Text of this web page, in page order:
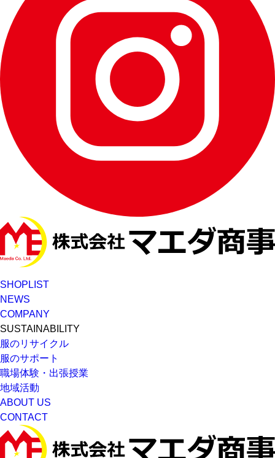
SHOPLIST
NEWS
COMPANY
SUSTAINABILITY
服のリサイクル
服のサポート
職場体験・出張授業
地域活動
ABOUT US
CONTACT